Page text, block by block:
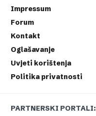
Impressum
Forum
Kontakt
Oglašavanje
Uvjeti korištenja
Politika privatnosti
PARTNERSKI PORTALI: